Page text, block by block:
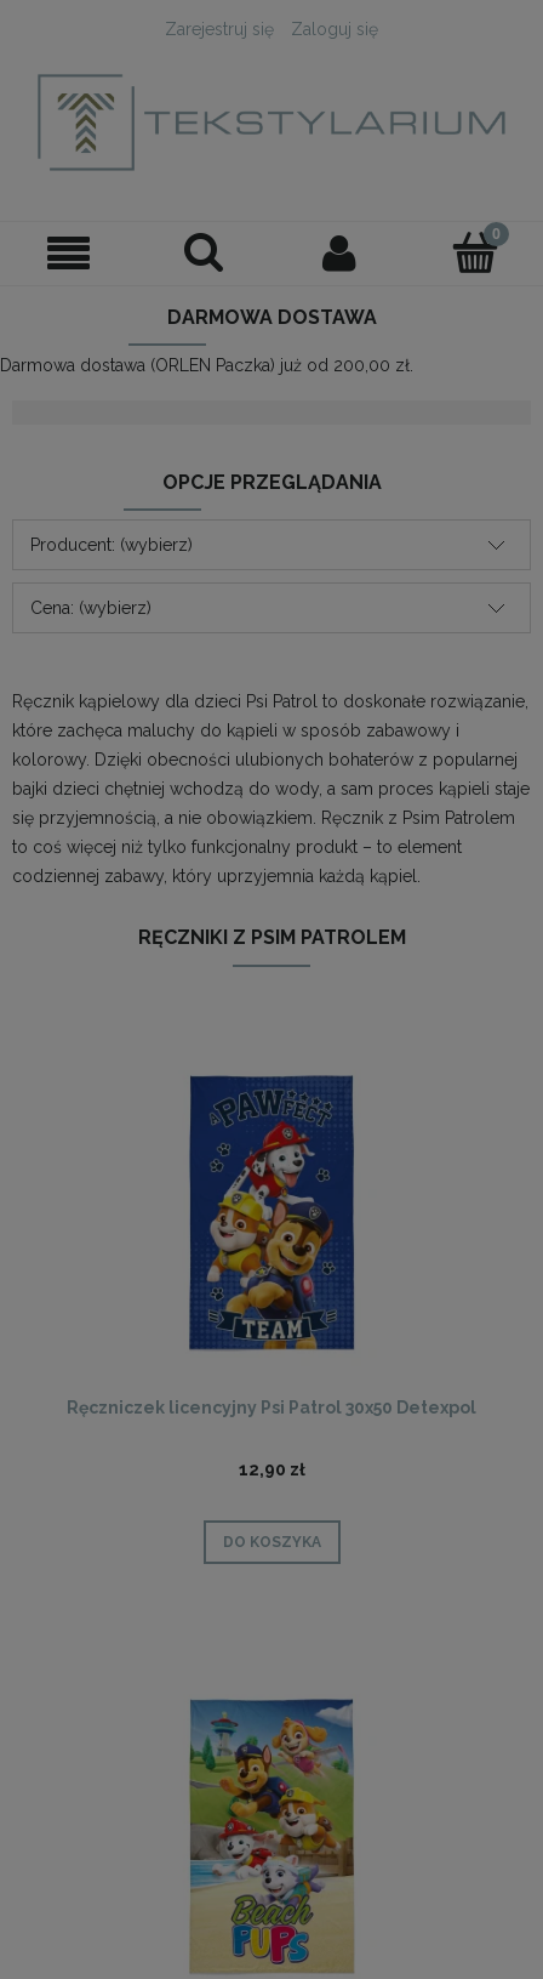
Zarejestruj się Zaloguj się
DARMOWA DOSTAWA
Darmowa dostawa (ORLEN Paczka) już od 200,00 zł.
OPCJE PRZEGLĄDANIA
Producent: (wybierz)
Cena: (wybierz)
Ręcznik kąpielowy dla dzieci Psi Patrol to doskonałe rozwiązanie,
które zachęca maluchy do kąpieli w sposób zabawowy i
kolorowy. Dzięki obecności ulubionych bohaterów z popularnej
bajki dzieci chętniej wchodzą do wody, a sam proces kąpieli staje
się przyjemnością, a nie obowiązkiem. Ręcznik z Psim Patrolem
to coś więcej niż tylko funkcjonalny produkt – to element
codziennej zabawy, który uprzyjemnia każdą kąpiel.
RĘCZNIKI Z PSIM PATROLEM
Ręczniczek licencyjny Psi Patrol 30x50 Detexpol
12,90 zł
DO KOSZYKA